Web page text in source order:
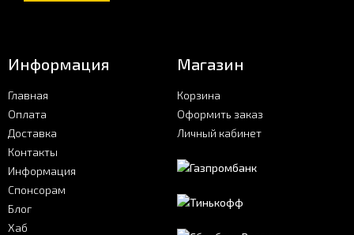
Информация
Главная
Оплата
Доставка
Контакты
Информация
Спонсорам
Блог
Хаб
Магазин
Корзина
Оформить заказ
Личный кабинет